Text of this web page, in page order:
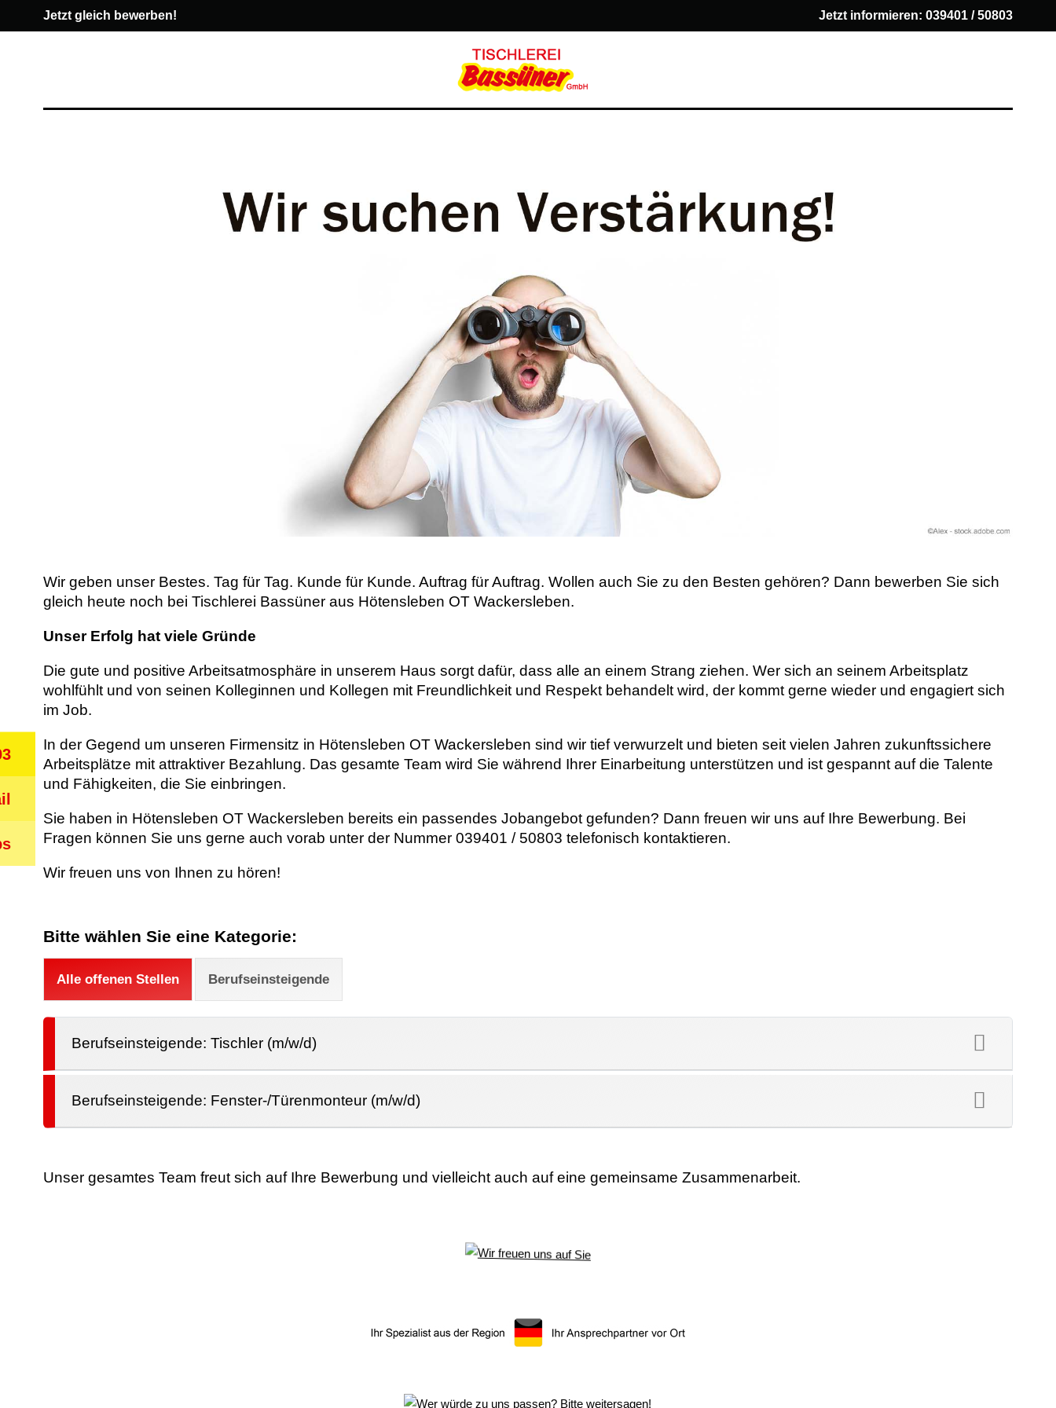
Jetzt gleich bewerben! Jetzt informieren: 039401 / 50803
Wir geben unser Bestes. Tag für Tag. Kunde für Kunde. Auftrag für Auftrag. Wollen auch Sie zu den Besten gehören? Dann bewerben Sie sich
gleich heute noch bei Tischlerei Bassüner aus Hötensleben OT Wackersleben.
Unser Erfolg hat viele Gründe
Die gute und positive Arbeitsatmosphäre in unserem Haus sorgt dafür, dass alle an einem Strang ziehen. Wer sich an seinem Arbeitsplatz
wohlfühlt und von seinen Kolleginnen und Kollegen mit Freundlichkeit und Respekt behandelt wird, der kommt gerne wieder und engagiert sich
im Job.
In der Gegend um unseren Firmensitz in Hötensleben OT Wackersleben sind wir tief verwurzelt und bieten seit vielen Jahren zukunftssichere
Arbeitsplätze mit attraktiver Bezahlung. Das gesamte Team wird Sie während Ihrer Einarbeitung unterstützen und ist gespannt auf die Talente
und Fähigkeiten, die Sie einbringen.
Sie haben in Hötensleben OT Wackersleben bereits ein passendes Jobangebot gefunden? Dann freuen wir uns auf Ihre Bewerbung. Bei
Fragen können Sie uns gerne auch vorab unter der Nummer 039401 / 50803 telefonisch kontaktieren.
Wir freuen uns von Ihnen zu hören!
Bitte wählen Sie eine Kategorie:
Alle offenen Stellen Berufseinsteigende
Berufseinsteigende: Tischler (m/w/d)
Berufseinsteigende: Fenster-/Türenmonteur (m/w/d)
Unser gesamtes Team freut sich auf Ihre Bewerbung und vielleicht auch auf eine gemeinsame Zusammenarbeit.